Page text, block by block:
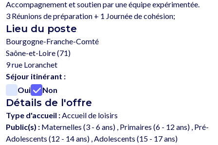
Accompagnement et soutien par une équipe expérimentée.
Lieu du poste
Bourgogne-Franche-Comté
Saône-et-Loire (71)
9 rue Loranchet
Séjour itinérant :
Oui
Non
Détails de l'offre
Type d'accueil :Accueil de loisirs
Public(s) : Maternelles (3 - 6 ans) , Primaires (6 - 12 ans) , Pré-
Adolescents (12 - 14 ans) , Adolescents (15 - 17 ans)